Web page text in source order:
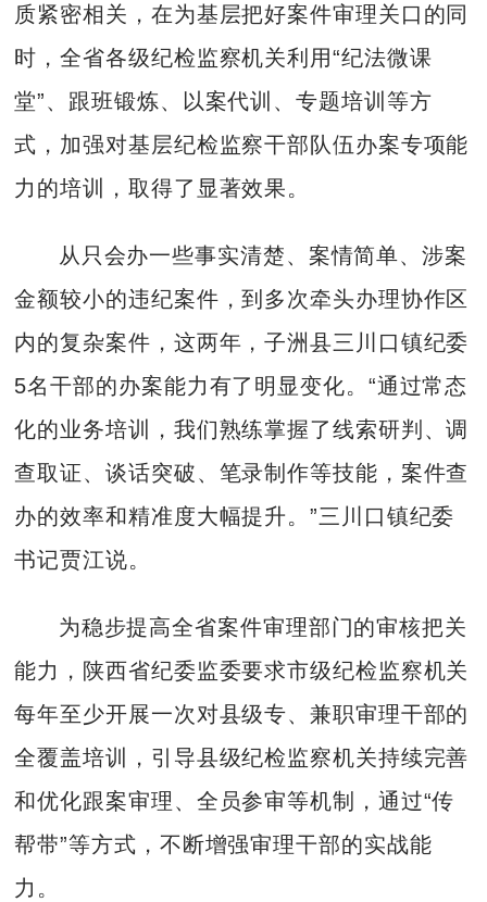
质紧密相关，在为基层把好案件审理关口的同
时，全省各级纪检监察机关利用“纪法微课
堂”、跟班锻炼、以案代训、专题培训等方
式，加强对基层纪检监察干部队伍办案专项能
力的培训，取得了显著效果。
从只会办一些事实清楚、案情简单、涉案
金额较小的违纪案件，到多次牵头办理协作区
内的复杂案件，这两年，子洲县三川口镇纪委
5名干部的办案能力有了明显变化。“通过常态
化的业务培训，我们熟练掌握了线索研判、调
查取证、谈话突破、笔录制作等技能，案件查
办的效率和精准度大幅提升。”三川口镇纪委
书记贾江说。
为稳步提高全省案件审理部门的审核把关
能力，陕西省纪委监委要求市级纪检监察机关
每年至少开展一次对县级专、兼职审理干部的
全覆盖培训，引导县级纪检监察机关持续完善
和优化跟案审理、全员参审等机制，通过“传
帮带”等方式，不断增强审理干部的实战能
力。